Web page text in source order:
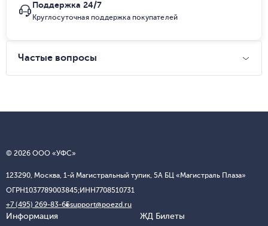
Поддержка 24/7
Круглосуточная поддержка покупателей
Частые вопросы
© 2026 ООО «УФС»
123290, Москва, 1-й Магистральный тупик, 5А БЦ «Магистраль Плаза»
ОГРН1037789003845;ИНН7708510731
+7 (495) 269-83-65support@poezd.ru
Информация ЖД Билеты